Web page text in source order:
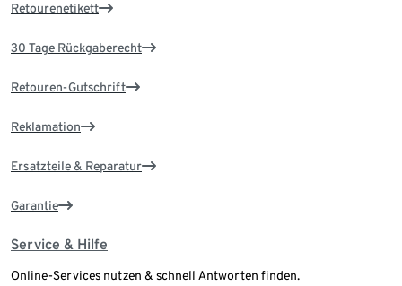
Retourenetikett
30 Tage Rückgaberecht
Retouren-Gutschrift
Reklamation
Ersatzteile & Reparatur
Garantie
Service & Hilfe
Online-Services nutzen & schnell Antworten finden.